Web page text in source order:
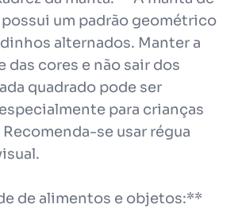
um padrão geométrico
alternados. Manter a
das cores e não sair dos
quadrado pode ser
para crianças
se usar régua
de alimentos e objetos:**